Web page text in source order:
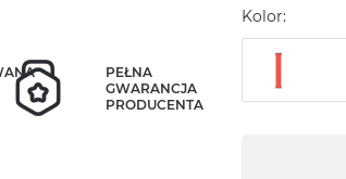
Kolor:
PEŁNA
GWARANCJA
PRODUCENTA